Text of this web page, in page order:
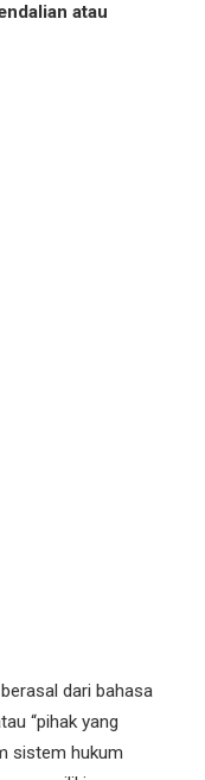
atau
dari bahasa
“pihak yang
sistem hukum